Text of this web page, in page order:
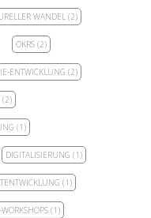
WANDEL(2)
OKRS(2)
ENTWICKLUNG(2)
(2)
(1)
DIGITALISIERUNG(1)
(1)
WORKSHOPS(1)